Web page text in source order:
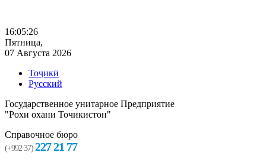
16:05:27
Пятница,
07 Августа 2026
Тоҷикӣ
Русский
Государственное унитарное Предприятие
"Рохи охани Точикистон"
Справочное бюро
(+992 37) 227 21 77